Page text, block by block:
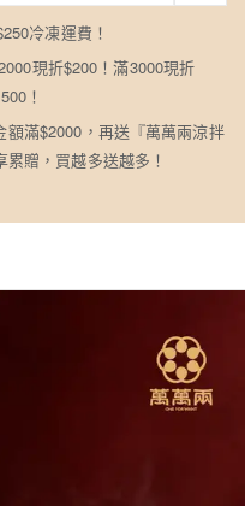
冷凍運費！
現折$200！滿3000現折
！
滿$2000，再送『萬萬兩涼拌
贈，買越多送越多！